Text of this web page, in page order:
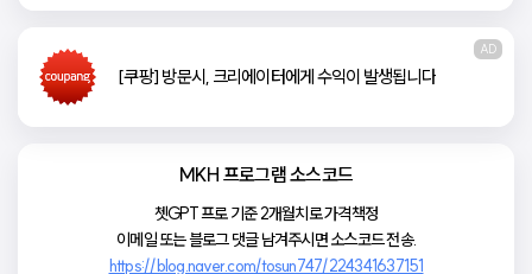
[쿠팡] 방문시, 크리에이터에게 수익이 발생됩니다
AD
MKH 프로그램 소스코드
쳇GPT 프로 기준 2개월치로 가격책정
이메일 또는 블로그 댓글 남겨주시면 소스코드 전송.
https://blog.naver.com/tosun747/224341637151